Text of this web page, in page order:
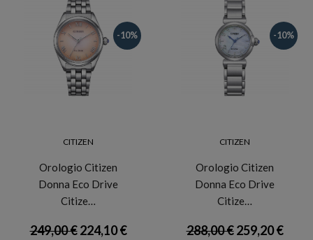
-10%
CITIZEN
Orologio Citizen
Donna Eco Drive
Citize…
249,00 €224,10 €
-10%
CITIZEN
Orologio Citizen
Donna Eco Drive
Citize…
288,00 €259,20 €